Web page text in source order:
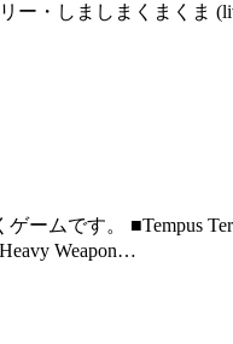
ー・しましまくまくま
Weapon…